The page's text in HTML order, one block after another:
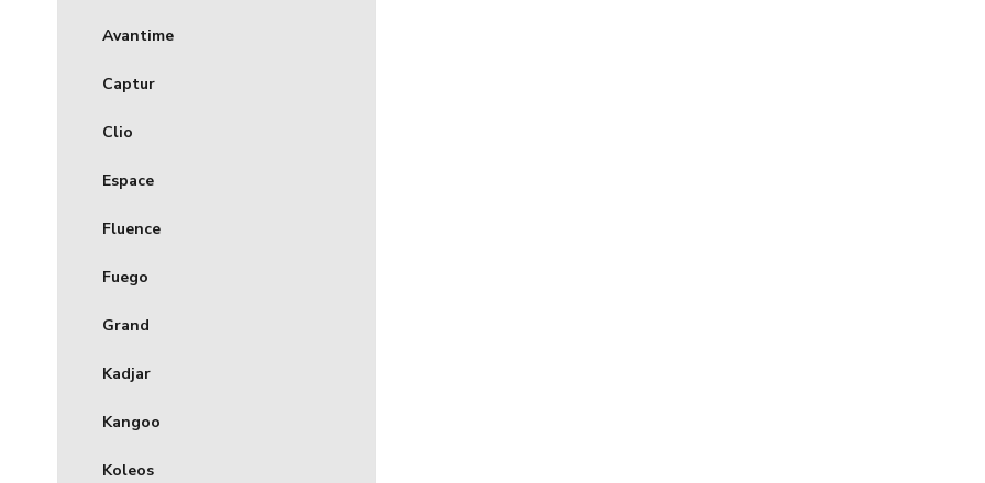
Avantime
Captur
Clio
Espace
Fluence
Fuego
Grand
Kadjar
Kangoo
Koleos